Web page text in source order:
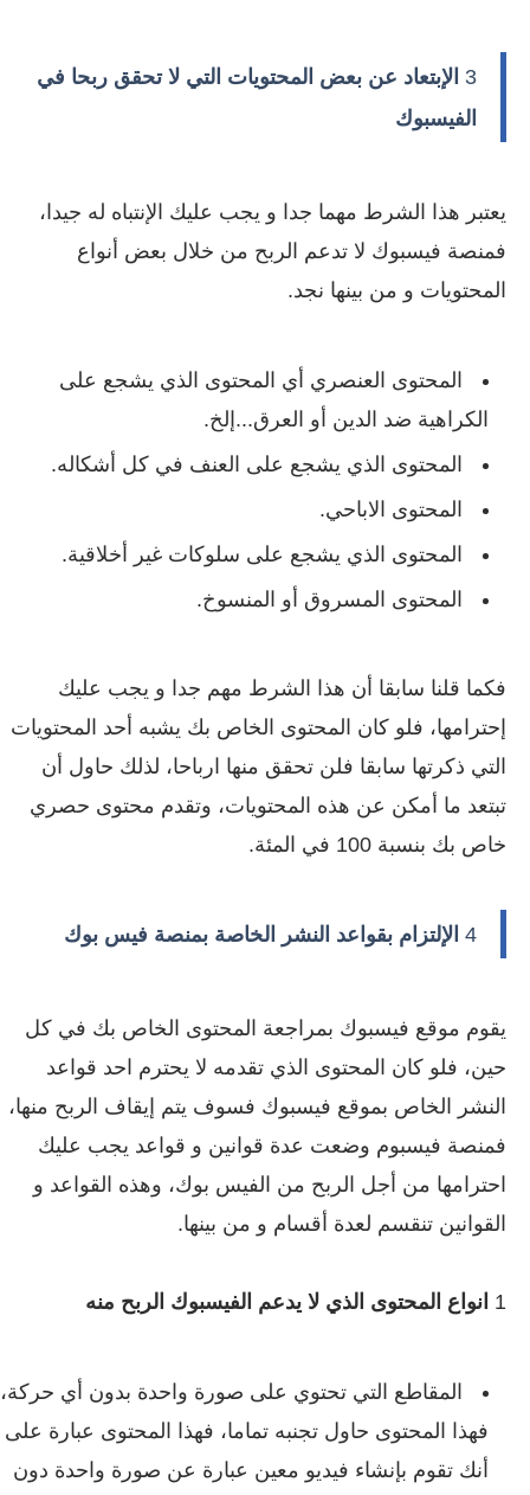
3 الإبتعاد عن بعض المحتويات التي لا تحقق ربحا في
الفيسبوك
يعتبر هذا الشرط مهما جدا و يجب عليك الإنتباه له جيدا،
فمنصة فيسبوك لا تدعم الربح من خلال بعض أنواع
المحتويات و من بينها نجد.
المحتوى العنصري أي المحتوى الذي يشجع على
الكراهية ضد الدين أو العرق...إلخ.
المحتوى الذي يشجع على العنف في كل أشكاله.
المحتوى الاباحي.
المحتوى الذي يشجع على سلوكات غير أخلاقية.
المحتوى المسروق أو المنسوخ.
فكما قلنا سابقا أن هذا الشرط مهم جدا و يجب عليك
إحترامها، فلو كان المحتوى الخاص بك يشبه أحد المحتويات
التي ذكرتها سابقا فلن تحقق منها ارباحا، لذلك حاول أن
تبتعد ما أمكن عن هذه المحتويات، وتقدم محتوى حصري
خاص بك بنسبة 100 في المئة.
4 الإلتزام بقواعد النشر الخاصة بمنصة فيس بوك
يقوم موقع فيسبوك بمراجعة المحتوى الخاص بك في كل
حين، فلو كان المحتوى الذي تقدمه لا يحترم احد قواعد
النشر الخاص بموقع فيسبوك فسوف يتم إيقاف الربح منها،
فمنصة فيسبوم وضعت عدة قوانين و قواعد يجب عليك
احترامها من أجل الربح من الفيس بوك، وهذه القواعد و
القوانين تنقسم لعدة أقسام و من بينها.
1 انواع المحتوى الذي لا يدعم الفيسبوك الربح منه
المقاطع التي تحتوي على صورة واحدة بدون أي حركة،
فهذا المحتوى حاول تجنبه تماما، فهذا المحتوى عبارة على
أنك تقوم بإنشاء فيديو معين عبارة عن صورة واحدة دون